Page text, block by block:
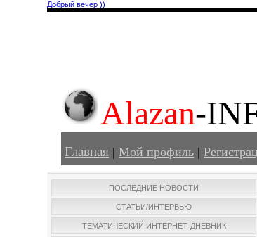
Добрый вечер ))
Alazan-
Главная |Мой профиль |
ПОСЛЕДНИЕ НОВОСТИ
СТАТЬИ/ИНТЕРВЬЮ
ТЕМАТИЧЕСКИЙ ИНТЕРНЕТ-ДНЕВНИК